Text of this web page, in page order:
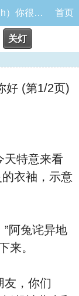
天道要我嘎，我偏不！（np）_6.（微h）你很好，值得我对你好 首页
关灯
(第1/2页)
特意来看
衣袖，示意
阿兔诧异地
来。
，你们